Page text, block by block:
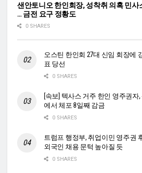
샌안토니오 한인회장, 성착취 의혹 민사
… 금전 요구 정황도
0 SHARES
오스틴 한인회 27대 신임 회장에
표 당선
0 SHARES
[속보] 텍사스 거주 한인 영주권자
에서 체포 8일째 감금
0 SHARES
트럼프 행정부, 취업이민 영주권
외국인 채용 문턱 높아질 듯
0 SHARES